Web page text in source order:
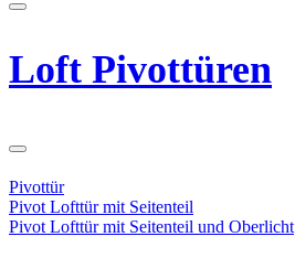
Loft Pivottüren
Pivottür
Pivot Lofttür mit Seitenteil
Pivot Lofttür mit Seitenteil und Oberlicht